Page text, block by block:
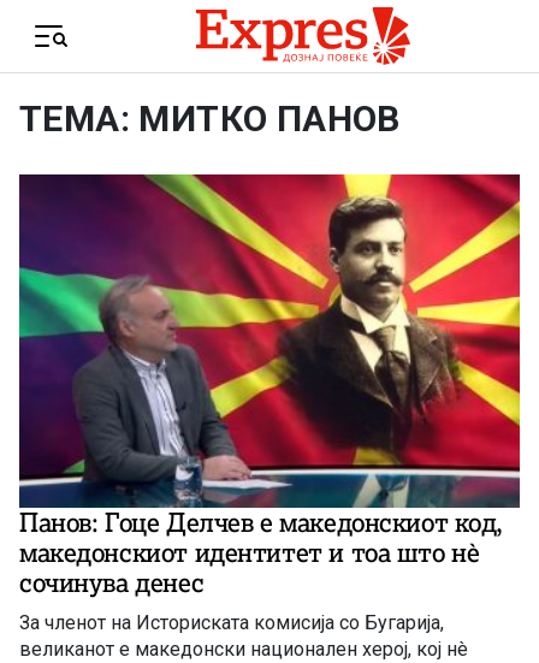
Menu
ТЕМА: МИТКО ПАНОВ
Панов: Гоце Делчев е македонскиот код,
македонскиот идентитет и тоа што нè
сочинува денес
За членот на Историската комисија со Бугарија,
великанот е македонски национален херој, кој нè